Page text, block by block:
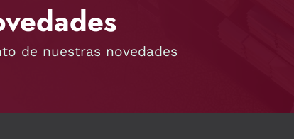
de nuestras novedades